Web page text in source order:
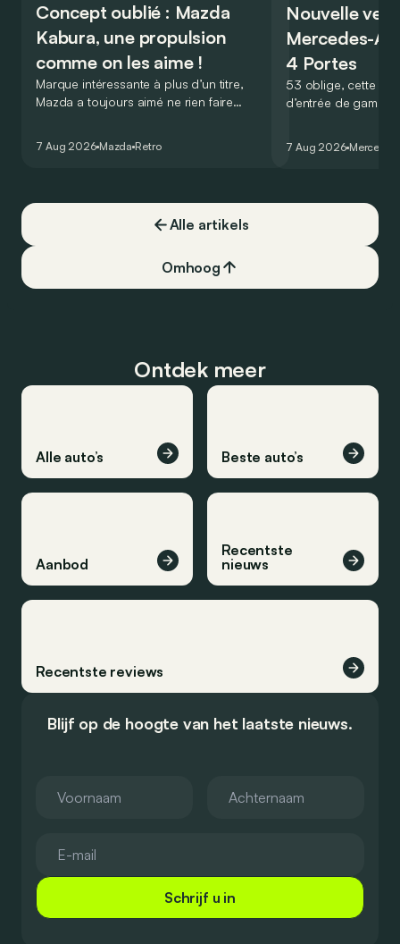
Concept oublié : Mazda
Kabura, une propulsion
comme on les aime !
Marque intéressante à plus d’un titre,
Mazda a toujours aimé ne rien faire
de la plus belle des manières…
7 Aug 2026 Mazda Retro
Nouvelle
Mercedes-
4 Portes
53 oblige, cette
d’entrée de
moins…
7 Aug 2026 Mercedes
Alle artikels
Omhoog
Ontdek meer
Alle auto’s Beste auto’s
Aanbod
Recentste
nieuws
Recentste reviews
Blijf op de hoogte van het laatste nieuws.
Schrijf u in